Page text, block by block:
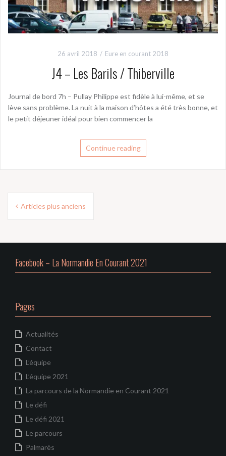
26 avril 2018 Eure en courant 2018
J4 – Les Barils / Thiberville
Journal de bord 7h – Pullay Philippe est fidèle à lui-même, et se
lève sans problème. La nuit à la maison d’hôtes a été très bonne, et
le petit déjeuner idéal pour bien commencer la
Continue reading
Navigation
Articles plus anciens
Facebook – La Normandie En Courant 2021
Pages
Actualités
Contact
L’équipe
L’équipe 2021
La parcours de la Normandie en Courant 2021
Le défi
Le défi 2021
Le parcours
Palmarès